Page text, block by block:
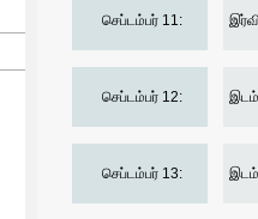
செப்டம்பர் 11:
செப்டம்பர் 12:
செப்டம்பர் 13: